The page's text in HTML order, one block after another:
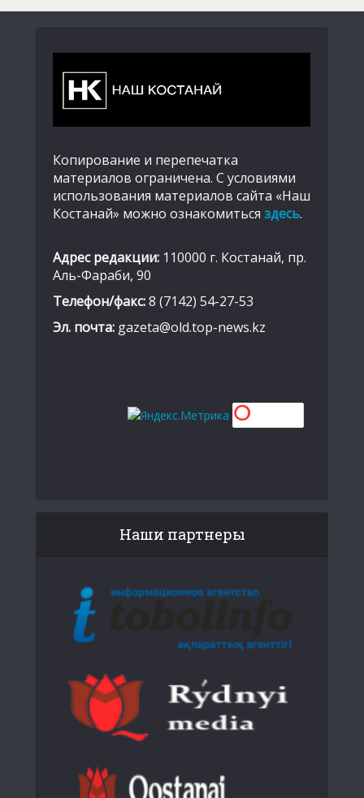
Копирование и перепечатка
материалов ограничена. С условиями
использования материалов сайта «Наш
Костанай» можно ознакомиться здесь.
Адрес редакции: 110000 г. Костанай, пр.
Аль-Фараби, 90
Телефон/факс:8 (7142) 54-27-53
Эл. почта: gazeta@old.top-news.kz
Наши партнеры